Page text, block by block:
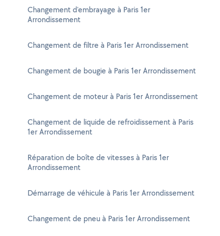
Changement d'embrayage à Paris 1er
Arrondissement
Changement de filtre à Paris 1er Arrondissement
Changement de bougie à Paris 1er Arrondissement
Changement de moteur à Paris 1er Arrondissement
Changement de liquide de refroidissement à Paris
1er Arrondissement
Réparation de boîte de vitesses à Paris 1er
Arrondissement
Démarrage de véhicule à Paris 1er Arrondissement
Changement de pneu à Paris 1er Arrondissement